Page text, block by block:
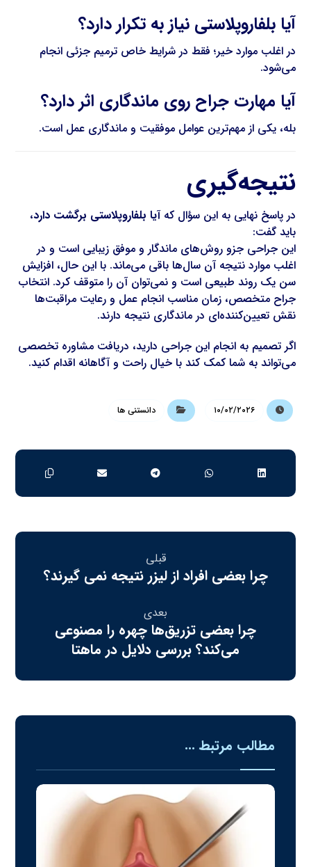
آیا بلفاروپلاستی نیاز به تکرار دارد؟
در اغلب موارد خیر؛ فقط در شرایط خاص ترمیم جزئی انجام
می‌شود.
آیا مهارت جراح روی ماندگاری اثر دارد؟
بله، یکی از مهم‌ترین عوامل موفقیت و ماندگاری عمل است.
نتیجه‌گیری
در پاسخ نهایی به این سؤال کهآیا بلفاروپلاستی برگشت دارد،
باید گفت:
این جراحی جزو روش‌های ماندگار و موفق زیبایی است و در
اغلب موارد نتیجه آن سال‌ها باقی می‌ماند. با این حال، افزایش
سن یک روند طبیعی است و نمی‌توان آن را متوقف کرد. انتخاب
جراح متخصص، زمان مناسب انجام عمل و رعایت مراقبت‌ها
نقش تعیین‌کننده‌ای در ماندگاری نتیجه دارند.
اگر تصمیم به انجام این جراحی دارید، دریافت مشاوره تخصصی
می‌تواند به شما کمک کند با خیال راحت و آگاهانه اقدام کنید.
۱۰/۰۲/۲۰۲۶ دانستنی ها
قبلی
چرا بعضی افراد از لیزر نتیجه نمی‌ گیرند؟
بعدی
چرا بعضی تزریق‌ها چهره را مصنوعی
می‌کند؟ بررسی دلایل در ماهتا
مطالب مرتبط ...